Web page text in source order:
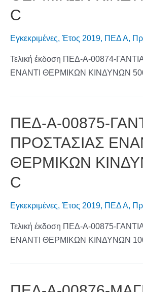
C
Εγκεκριμένες, Έτος 2019, ΠΕΔ Α,
Τελική έκδοση ΠΕΔ-Α-00874-
ΕΝΑΝΤΙ ΘΕΡΜΙΚΩΝ ΚΙΝΔΥΝΩΝ
ΠΕΔ-Α-00875-
ΠΡΟΣΤΑΣΙΑΣ
ΘΕΡΜΙΚΩΝ
C
Εγκεκριμένες, Έτος 2019, ΠΕΔ Α,
Τελική έκδοση ΠΕΔ-Α-00875-
ΕΝΑΝΤΙ ΘΕΡΜΙΚΩΝ ΚΙΝΔΥΝΩΝ